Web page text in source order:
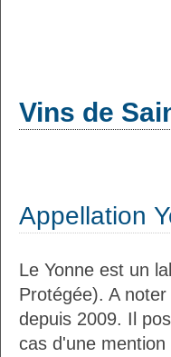
Vins de
Appellation
Le Yonne est un
Protégée). A
depuis 2009. Il
cas d'une mention